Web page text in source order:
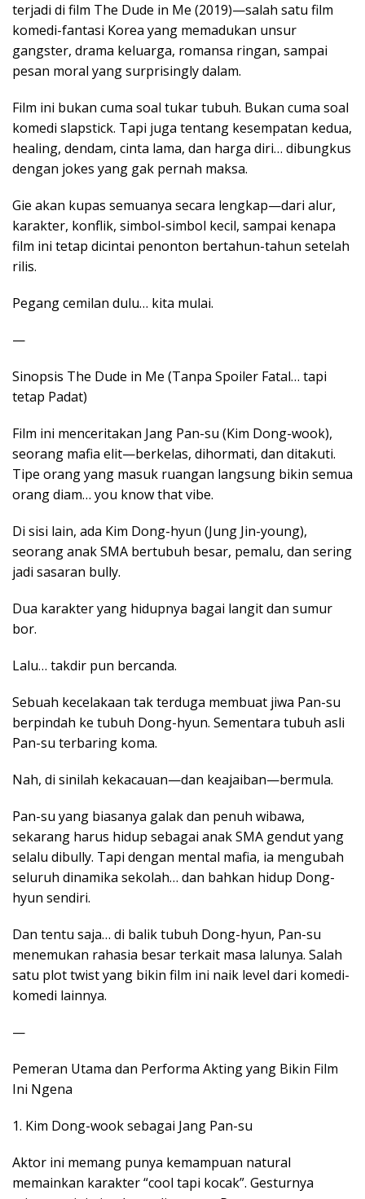
terjadi di film The Dude in Me (2019)—salah satu film
komedi-fantasi Korea yang memadukan unsur
gangster, drama keluarga, romansa ringan, sampai
pesan moral yang surprisingly dalam.
Film ini bukan cuma soal tukar tubuh. Bukan cuma soal
komedi slapstick. Tapi juga tentang kesempatan kedua,
healing, dendam, cinta lama, dan harga diri… dibungkus
dengan jokes yang gak pernah maksa.
Gie akan kupas semuanya secara lengkap—dari alur,
karakter, konflik, simbol-simbol kecil, sampai kenapa
film ini tetap dicintai penonton bertahun-tahun setelah
rilis.
Pegang cemilan dulu… kita mulai.
—
Sinopsis The Dude in Me (Tanpa Spoiler Fatal… tapi
tetap Padat)
Film ini menceritakan Jang Pan-su (Kim Dong-wook),
seorang mafia elit—berkelas, dihormati, dan ditakuti.
Tipe orang yang masuk ruangan langsung bikin semua
orang diam… you know that vibe.
Di sisi lain, ada Kim Dong-hyun (Jung Jin-young),
seorang anak SMA bertubuh besar, pemalu, dan sering
jadi sasaran bully.
Dua karakter yang hidupnya bagai langit dan sumur
bor.
Lalu… takdir pun bercanda.
Sebuah kecelakaan tak terduga membuat jiwa Pan-su
berpindah ke tubuh Dong-hyun. Sementara tubuh asli
Pan-su terbaring koma.
Nah, di sinilah kekacauan—dan keajaiban—bermula.
Pan-su yang biasanya galak dan penuh wibawa,
sekarang harus hidup sebagai anak SMA gendut yang
selalu dibully. Tapi dengan mental mafia, ia mengubah
seluruh dinamika sekolah… dan bahkan hidup Dong-
hyun sendiri.
Dan tentu saja… di balik tubuh Dong-hyun, Pan-su
menemukan rahasia besar terkait masa lalunya. Salah
satu plot twist yang bikin film ini naik level dari komedi-
komedi lainnya.
—
Pemeran Utama dan Performa Akting yang Bikin Film
Ini Ngena
1. Kim Dong-wook sebagai Jang Pan-su
Aktor ini memang punya kemampuan natural
memainkan karakter “cool tapi kocak”. Gesturnya